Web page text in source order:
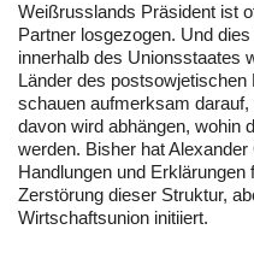
Weißrusslands Präsident ist
Partner losgezogen. Und
innerhalb des Unionsstaates
Länder des
schauen aufmerksam
davon wird abhängen, wohin
werden. Bisher hat
Handlungen und
Zerstörung dieser Struktur,
Wirtschaftsunion initiiert.